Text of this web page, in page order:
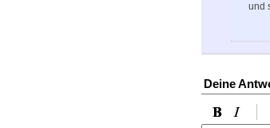
und
Deine